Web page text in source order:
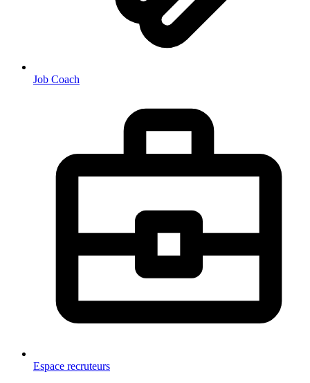
Job Coach
Espace recruteurs